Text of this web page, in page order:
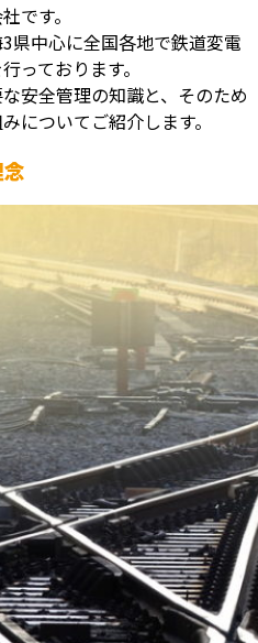
です。
県中心に全国各地で鉄道変電
っております。
安全管理の知識と、そのため
についてご紹介します。